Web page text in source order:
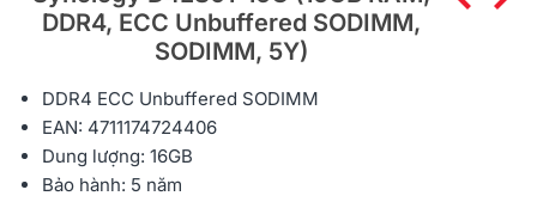
DDR4, ECC Unbuffered SODIMM,
SODIMM, 5Y)
DDR4 ECC Unbuffered SODIMM
EAN: 4711174724406
Dung lượng: 16GB
Bảo hành: 5 năm